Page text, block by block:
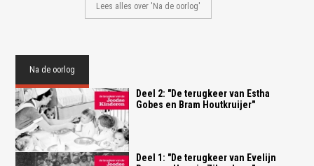
Lees alles over 'Na de oorlog'
Na de oorlog
Deel 2: "De terugkeer van Estha
Gobes en Bram Houtkruijer"
Deel 1: "De terugkeer van Evelijn